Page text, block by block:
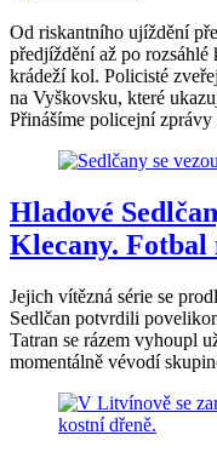
Od riskantního ujíždění
předjíždění až po
krádeží kol. Policisté
na Vyškovsku, které
Přinášíme policejní
Hladové
Klecany.
Jejich vítězná série se
Sedlčan potvrdili
Tatran se rázem vyhoupl
momentálně vévodí